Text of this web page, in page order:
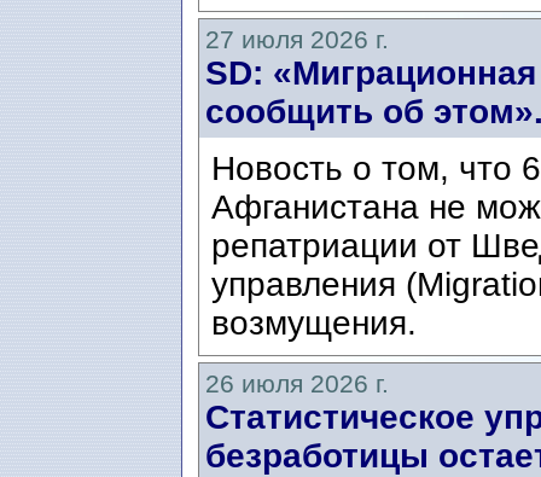
27 июля 2026 г.
SD:
сообщить об
Новость о том, что
Афганистана не
репатриации от
управления
возмущения.
26 июля 2026 г.
Статистическое
безработицы